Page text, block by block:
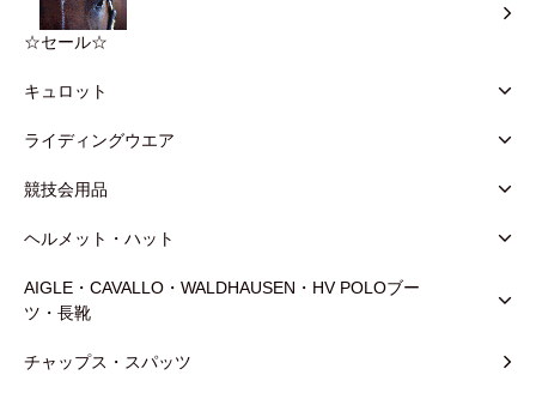
☆セール☆
キュロット
ライディングウエア
競技会用品
ヘルメット・ハット
AIGLE・CAVALLO・WALDHAUSEN・HV POLOブー
ツ・長靴
チャップス・スパッツ